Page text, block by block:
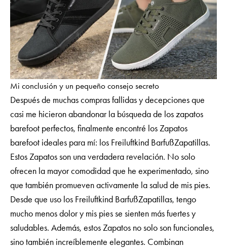
Mi conclusión y un pequeño consejo secreto
Después de muchas compras fallidas y decepciones que
casi me hicieron abandonar la búsqueda de los zapatos
barefoot perfectos, finalmente encontré los Zapatos
barefoot ideales para mí: los Freiluftkind BarfußZapatillas.
Estos Zapatos son una verdadera revelación. No solo
ofrecen la mayor comodidad que he experimentado, sino
que también promueven activamente la salud de mis pies.
Desde que uso los Freiluftkind BarfußZapatillas, tengo
mucho menos dolor y mis pies se sienten más fuertes y
saludables. Además, estos Zapatos no solo son funcionales,
sino también increíblemente elegantes. Combinan